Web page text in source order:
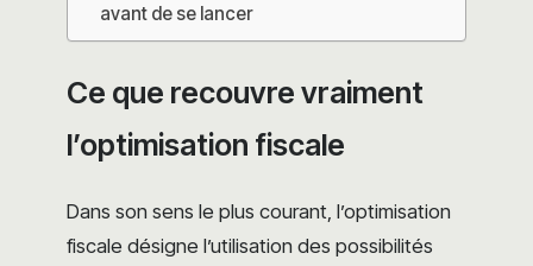
avant de se lancer
Ce que recouvre vraiment
l’optimisation fiscale
Dans son sens le plus courant, l’optimisation
fiscale désigne l’utilisation des possibilités